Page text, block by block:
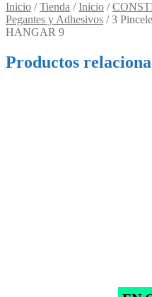
Inicio /Tienda /Inicio /
Pegantes y Adhesivos /3
HANGAR 9
Productos